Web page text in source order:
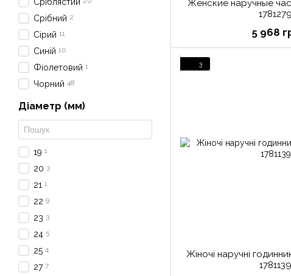
Женские наручные
1781279
5 968
3
Жіночі наручні
1781139
Срібний 2
Сірий 11
Синій 10
Фіолетовий 1
Чорний 48
Діаметр (мм)
19 1
20 3
21 1
22 9
23 3
24 5
25 4
27 7